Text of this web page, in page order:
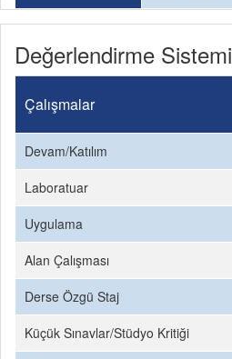
Değerlendirme Sistemi
Çalışmalar
Devam/Katılım
Laboratuar
Uygulama
Alan Çalışması
Derse Özgü Staj
Küçük Sınavlar/Stüdyo Kritiği